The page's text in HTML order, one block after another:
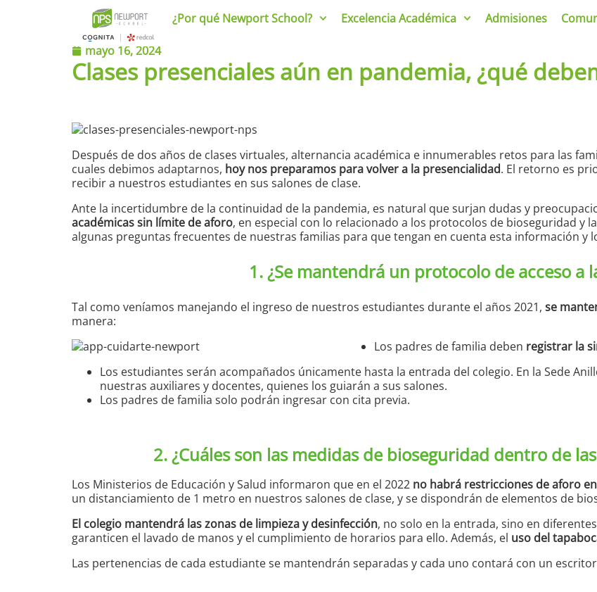
¿Por qué Newport School? Excelencia Académica Admisiones
mayo 16, 2024
Clases presenciales aún en pandemia, ¿qué
Después de dos años de clases virtuales, alternancia académica e innumerables retos para las
cuales debimos adaptarnos, hoy nos preparamos para volver a la presencialidad. El retorno es
recibir a nuestros estudiantes en sus salones de clase.
Ante la incertidumbre de la continuidad de la pandemia, es natural que surjan dudas y
académicas sin límite de aforo, en especial con lo relacionado a los protocolos de bioseguridad y
algunas preguntas frecuentes de nuestras familias para que tengan en cuenta esta información
1. ¿Se mantendrá un protocolo de acceso a
Tal como veníamos manejando el ingreso de nuestros estudiantes durante el años 2021, se
manera:
Los padres de familia deben registrar la
Los estudiantes serán acompañados únicamente hasta la entrada del colegio. En la Sede
nuestras auxiliares y docentes, quienes los guiarán a sus salones.
Los padres de familia solo podrán ingresar con cita previa.
2. ¿Cuáles son las medidas de bioseguridad dentro de
Los Ministerios de Educación y Salud informaron que en el 2022 no habrá restricciones de aforo
un distanciamiento de 1 metro en nuestros salones de clase, y se dispondrán de elementos de
El colegio mantendrá las zonas de limpieza y desinfección, no solo en la entrada, sino en
garanticen el lavado de manos y el cumplimiento de horarios para ello. Además, el uso del
Las pertenencias de cada estudiante se mantendrán separadas y cada uno contará con un